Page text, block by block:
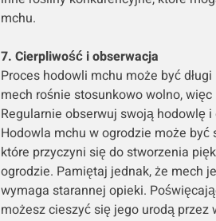
mchu.
7. Cierpliwość i obserwacja
Proces hodowli mchu może być
mech rośnie stosunkowo wolno,
Regularnie obserwuj swoją hodowlę
Hodowla mchu w ogrodzie może
które przyczyni się do stworzenia
ogrodzie. Pamiętaj jednak, że mech
wymaga starannej opieki.
możesz cieszyć się jego urodą przez